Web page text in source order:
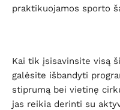
praktikuojamos sporto
Kai tik įsisavinsite visą
galėsite išbandyti
stiprumą bei vietinę
jas reikia derinti su